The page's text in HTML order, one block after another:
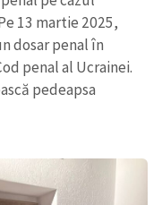
13 martie 2025,
dosar penal în
penal al Ucrainei.
pedeapsa